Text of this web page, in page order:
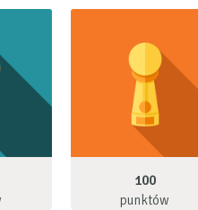
100
punktów